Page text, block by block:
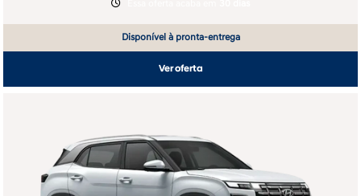
Disponível à pronta-entrega
Ver oferta